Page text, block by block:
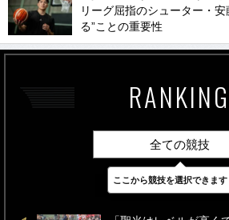
リーグ屈指のシューター・安
る”ことの重要性
RANKING
全ての競技
最新 24時間
ここから競技を選択できます